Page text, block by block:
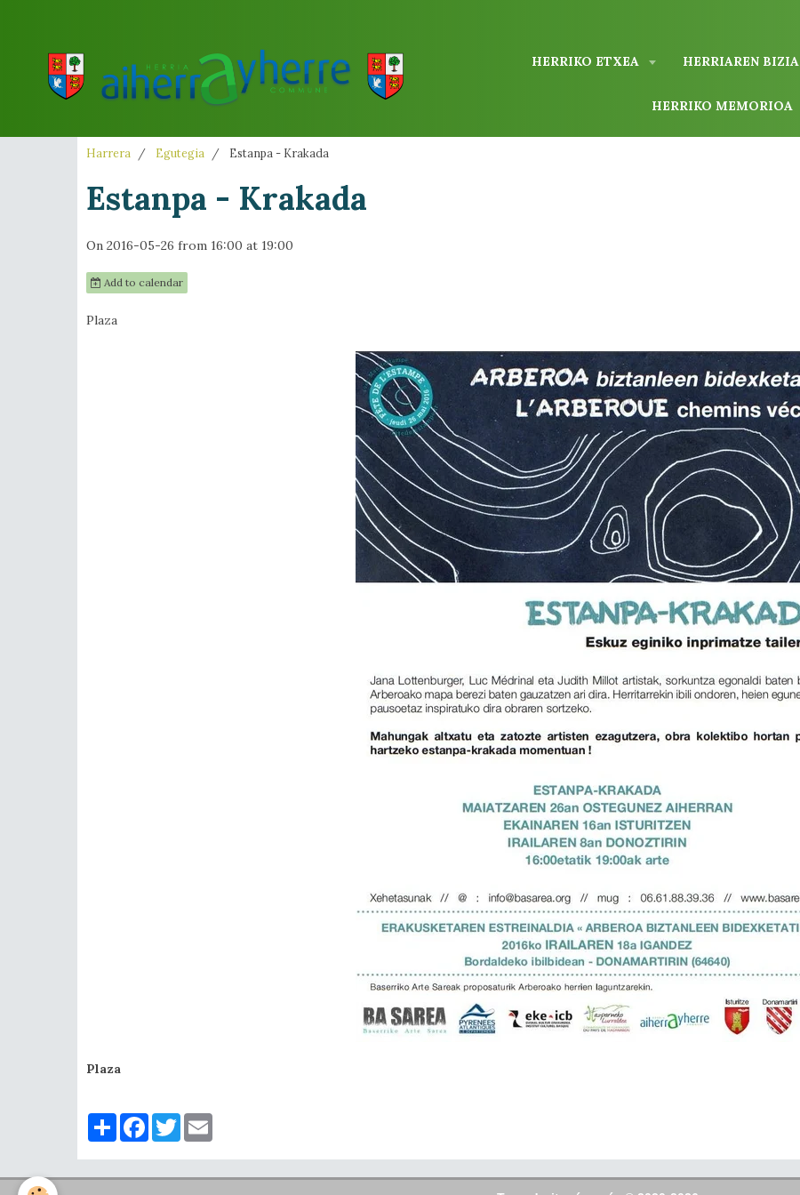
HERRIKO ETXEA HERRIAREN BIZIA
HERRIKO MEMORIOA
Harrera Egutegia Estanpa - Krakada
Estanpa - Krakada
On 2016-05-26 from 16:00 at 19:00
Add to calendar
Plaza
Plaza
PartagerFacebook
Twitter